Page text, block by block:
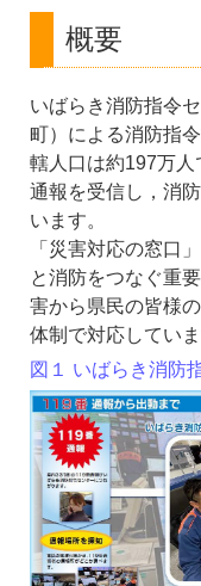
概要
いばらき消防指令
町）による消防指
轄人口は約197万
通報を受信し，消
います。
「災害対応の窓口
と消防をつなぐ重
害から県民の皆様
体制で対応していま
図１ いばらき消防